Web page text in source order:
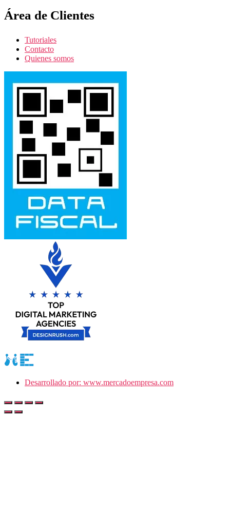
Área de Clientes
Tutoriales
Contacto
Quienes somos
Desarrollado por: www.mercadoempresa.com